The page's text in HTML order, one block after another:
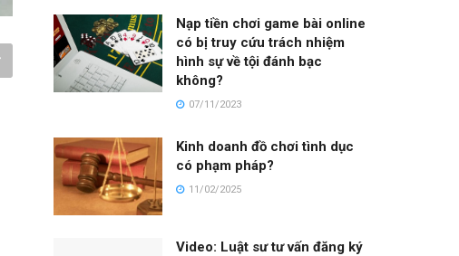
Nạp tiền chơi game bài online
có bị truy cứu trách nhiệm
hình sự về tội đánh bạc
không?
07/11/2023
Kinh doanh đồ chơi tình dục
có phạm pháp?
11/02/2025
Video: Luật sư tư vấn đăng ký